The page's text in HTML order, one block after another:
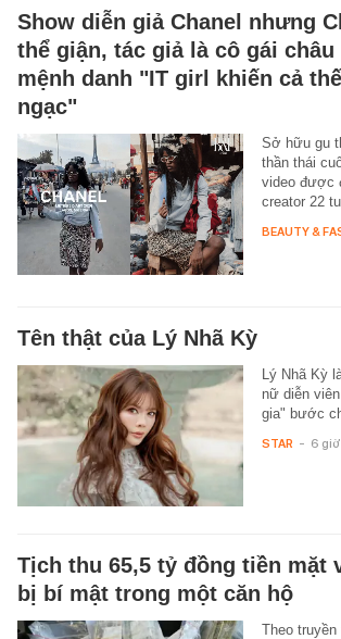
Show diễn giả Chanel nhưng
thể giận, tác giả là cô gái
mệnh danh "IT girl khiến cả
ngạc"
Sở hữu gu
thần thái
video được
creator 22
BEAUTY &
Tên thật của Lý Nhã Kỳ
Lý Nhã Kỳ
nữ diễn
gia" bước
STAR - 6
Tịch thu 65,5 tỷ đồng tiền mặt
bị bí mật trong một căn hộ
Theo truyền